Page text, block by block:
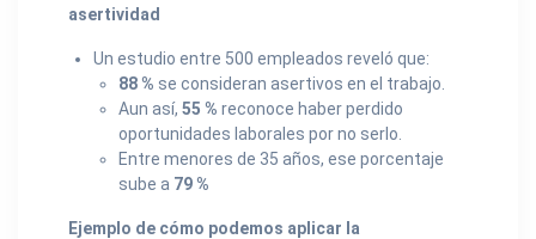
asertividad
Un estudio entre 500 empleados reveló que:
88 % se consideran asertivos en el trabajo.
Aun así, 55 % reconoce haber perdido
oportunidades laborales por no serlo.
Entre menores de 35 años, ese porcentaje
sube a 79 %
Ejemplo de cómo podemos aplicar la